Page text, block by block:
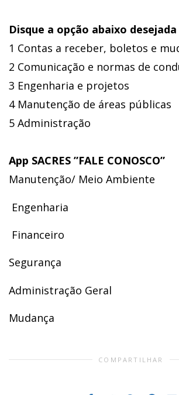
Disque a opção abaixo desejada
1 Contas a receber, boletos e
2 Comunicação e normas de
3 Engenharia e projetos
4 Manutenção de áreas públicas
5 Administração
App SACRES ”FALE CONOSCO”
Manutenção/ Meio Ambiente
Engenharia
Financeiro
Segurança
Administração Geral
Mudança
COMPARTILHAR